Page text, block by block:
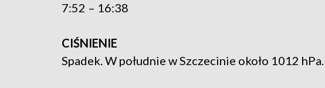
7:52 – 16:38
CIŚNIENIE
Spadek. W południe w Szczecinie około 1012 hPa.